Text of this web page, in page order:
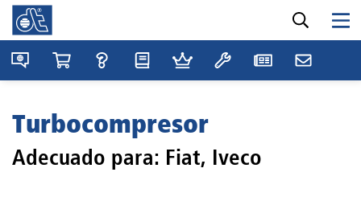
Turbocompresor
Adecuado para: Fiat, Iveco